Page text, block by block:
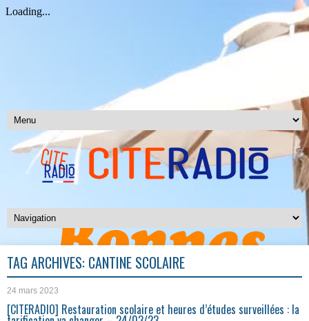
TAG ARCHIVES: CANTINE SCOLAIRE
24 mars 2023
[CITERADIO] Restauration scolaire et heures d’études surveillées : la